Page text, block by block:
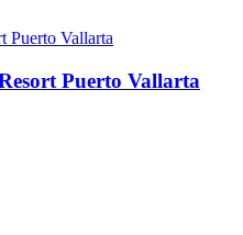
Puerto Vallarta